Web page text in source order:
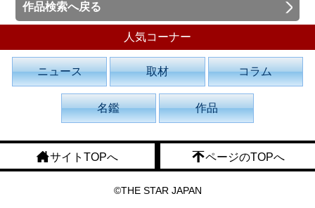
作品検索へ戻る
人気コーナー
ニュース 取材 コラム
名鑑 作品
サイトTOPへ ページのTOPへ
©THE STAR JAPAN